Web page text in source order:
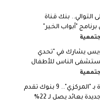
التوالي.. بنك قناة
"أبواب الخير"
يشارك في "تحدي
بعد رفع الفائدة بـ "المركزي".. 9 بنوك تقدم
بعائد يصل لـ 22%